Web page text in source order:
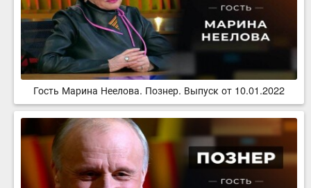
Гость Марина Неелова. Познер. Выпуск от 10.01.2022